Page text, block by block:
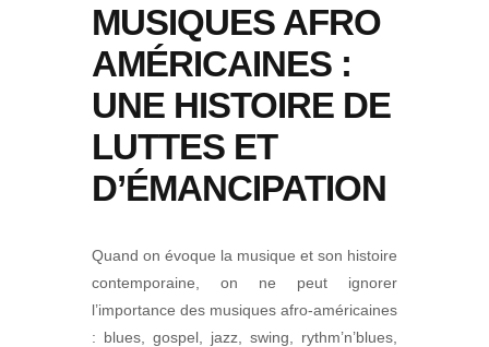
MUSIQUES AFRO
AMÉRICAINES :
UNE HISTOIRE DE
LUTTES ET
D’ÉMANCIPATION
Quand on évoque la musique et son histoire
contemporaine, on ne peut ignorer
l’importance des musiques afro-américaines
: blues, gospel, jazz, swing, rythm’n’blues,